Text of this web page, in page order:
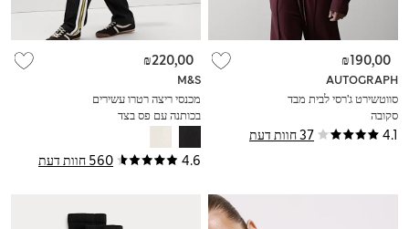
4.1 37 חוות דעת
AUTOGRAPH
סווטשירט ג'רסי לבית מבד
סקובה
₪190,00
4.6 560 חוות דעת
M&S
מכנסי ריצה רטרו עשירים
בכותנה עם פס בצד
₪220,00